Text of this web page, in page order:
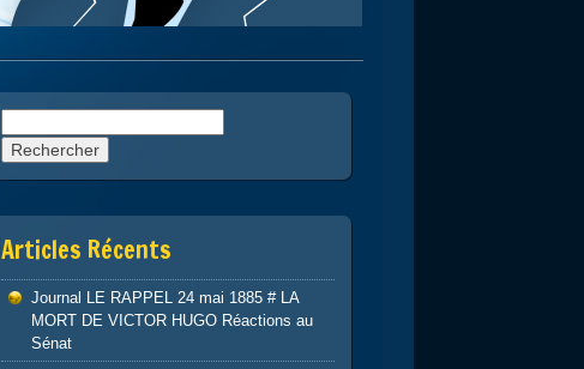
Articles Récents
Journal LE RAPPEL 24 mai 1885 # LA
MORT DE VICTOR HUGO Réactions au
Sénat